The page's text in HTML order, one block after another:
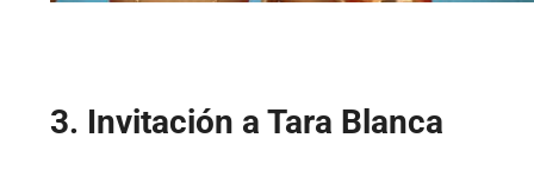
3. Invitación a Tara Blanca